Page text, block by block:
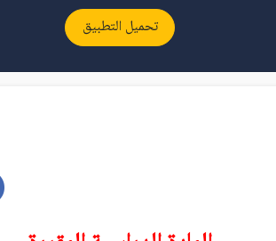
تحميل التطبيق